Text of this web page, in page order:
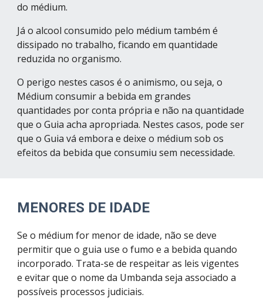
do médium.
Já o alcool consumido pelo médium também é
dissipado no trabalho, ficando em quantidade
reduzida no organismo.
O perigo nestes casos é o animismo, ou seja, o
Médium consumir a bebida em grandes
quantidades por conta própria e não na quantidade
que o Guia acha apropriada. Nestes casos, pode ser
que o Guia vá embora e deixe o médium sob os
efeitos da bebida que consumiu sem necessidade.
MENORES DE IDADE
Se o médium for menor de idade, não se deve
permitir que o guia use o fumo e a bebida quando
incorporado. Trata-se de respeitar as leis vigentes
e evitar que o nome da Umbanda seja associado a
possíveis processos judiciais.